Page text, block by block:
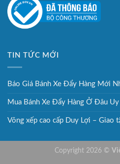
TIN TỨC MỚI
Báo Giá Bánh Xe Đẩy Hàng Mới
Mua Bánh Xe Đẩy Hàng Ở Đâu Uy
Võng xếp cao cấp Duy Lợi – Giao
Copyright 2026 ©